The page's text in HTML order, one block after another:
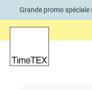
Grande promo